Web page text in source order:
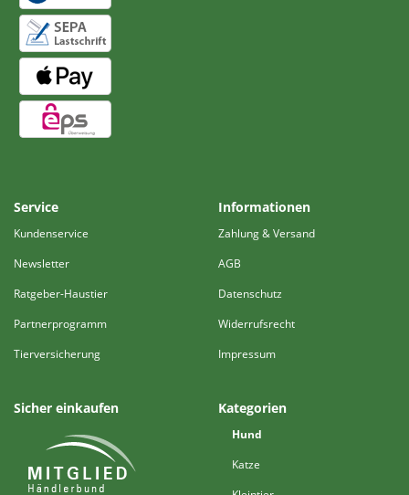
Service
Kundenservice
Newsletter
Ratgeber-Haustier
Partnerprogramm
Tierversicherung
Informationen
Zahlung & Versand
AGB
Datenschutz
Widerrufsrecht
Impressum
Sicher einkaufen Kategorien
Hund
Katze